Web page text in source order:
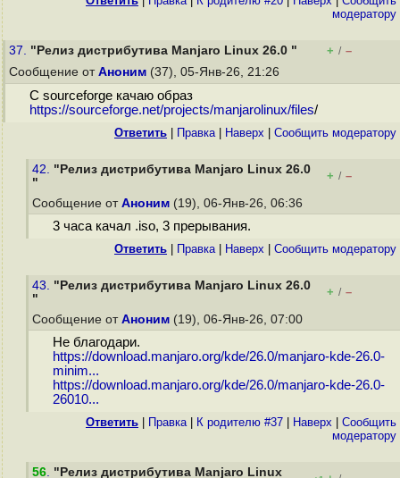
модератору
37. "Релиз дистрибутива Manjaro Linux 26.0 " + / –
Сообщение от Аноним (37), 05-Янв-26, 21:26
С sourceforge качаю образ
https://sourceforge.net/projects/manjarolinux/files/
Ответить Правка| Наверх Cообщить модератору
42. "Релиз дистрибутива Manjaro Linux 26.0
"
+ / –
Сообщение от Аноним (19), 06-Янв-26, 06:36
3 часа качал .iso, 3 прерывания.
Ответить Правка| Наверх Cообщить модератору
43. "Релиз дистрибутива Manjaro Linux 26.0
"
+ / –
Сообщение от Аноним (19), 06-Янв-26, 07:00
Не благодари.
https://download.manjaro.org/kde/26.0/manjaro-kde-26.0-
minim...
https://download.manjaro.org/kde/26.0/manjaro-kde-26.0-
26010...
Ответить Правка| К родителю #37 Наверх
Cообщить
модератору
56. "Релиз дистрибутива Manjaro Linux